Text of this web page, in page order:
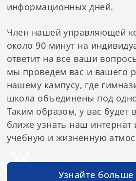
информационных дней.
Член нашей управляющей
около 90 минут на
ответит на все ваши
мы проведем вас и вашего
нашему кампусу, где
школа объединены под
Таким образом, у вас будет
ближе узнать наш интернат
учебную и жизненную
Узнайте больше